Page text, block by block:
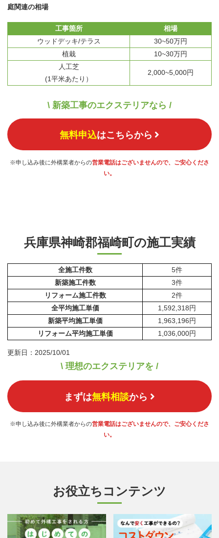
庭関連の相場
工事箇所
相場
ウッドデッキ/テラス
30~50万円
植栽
10~30万円
人工芝
(1平米あたり）
2,000~5,000円
\ 新築工事のエクステリアなら /
無料申込はこちらから
※申し込み後に外構業者からの営業電話はございませんので、ご安心くださ
い。
兵庫県神崎郡福崎町の施工実績
全施工件数
5件
新築施工件数
3件
リフォーム施工件数
2件
全平均施工単価
1,592,318円
新築平均施工単価
1,963,196円
リフォーム平均施工単価
1,036,000円
更新日：2025/10/01
\ 理想のエクステリアを /
まずは無料相談から
※申し込み後に外構業者からの営業電話はございませんので、ご安心くださ
い。
お役立ちコンテンツ